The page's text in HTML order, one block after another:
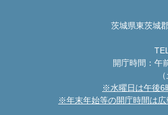
茨城県東茨城
開庁時間：午
※水曜日は午後6
※年末年始等の開庁時間は広